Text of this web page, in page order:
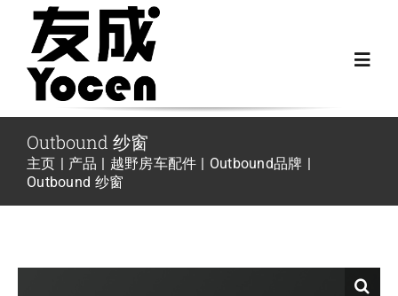
首页
关于我们
Outbound 纱窗
主页 产品 越野房车配件
Outbound品牌
Outbound 纱窗